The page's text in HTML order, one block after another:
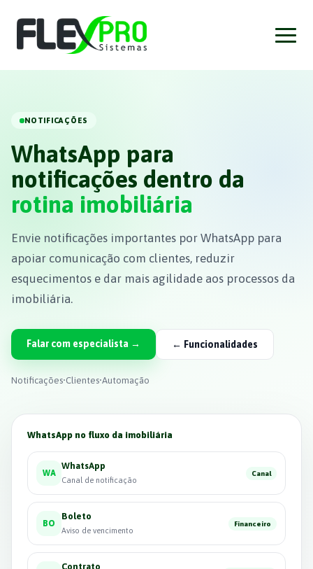
NOTIFICAÇÕES
WhatsApp para
notificações dentro da
rotina imobiliária
Envie notificações importantes por WhatsApp para
apoiar comunicação com clientes, reduzir
esquecimentos e dar mais agilidade aos processos da
imobiliária.
Falar com especialista → ← Funcionalidades
Notificações•Clientes•Automação
WhatsApp no fluxo da imobiliária
WA
WhatsApp
Canal de notificação
Canal
BO
Boleto
Aviso de vencimento
Financeiro
Contrato